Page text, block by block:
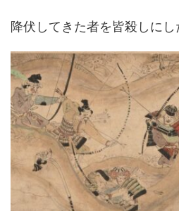
降伏してきた者を皆殺しにし